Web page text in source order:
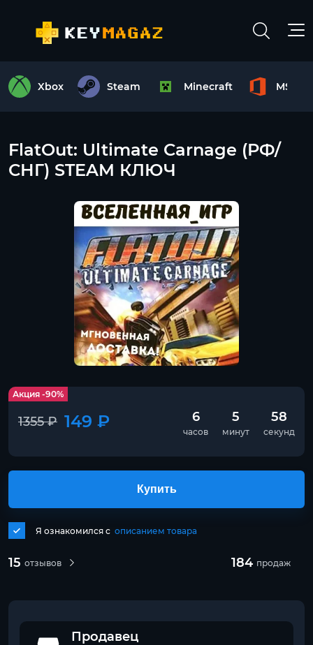
Xbox Steam Minecraft MS
FlatOut: Ultimate Carnage (РФ/
СНГ) STEAM КЛЮЧ
Акция -90%
1355 ₽ 149 ₽ 6
часов
5
минут
58
секунд
15 отзывов 184 продаж
Я ознакомился с описанием товара
Купить
Продавец